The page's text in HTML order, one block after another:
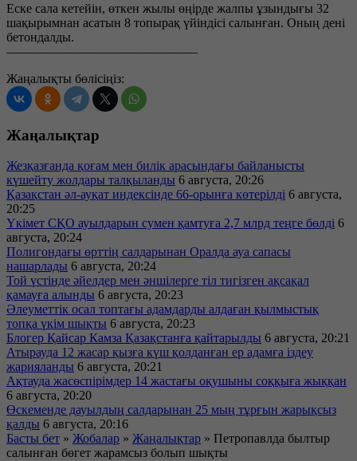
Еске сала кетейін, өткен жылы өңірде жалпы ұзындығы 32
шақырымнан асатын 8 топырақ үйіндісі салынған. Оның дені
бетондалды.
———————————————
Жаңалықты бөлісіңіз:
Жаңалықтар
Жезқазғанда қоғам мен билік арасындағы байланысты
күшейту жолдары талқыланды 6 августа, 20:26
Қазақстан әл-ауқат индексінде 66-орынға көтерілді 6 августа,
20:25
Үкімет СҚО ауылдарын сумен қамтуға 2,7 млрд теңге бөлді 6
августа, 20:24
Полигондағы өрттің салдарынан Оралда ауа сапасы
нашарлады 6 августа, 20:24
Той үстінде әйелдер мен әншілерге тіл тигізген ақсақал
қамауға алынды 6 августа, 20:23
Әлеуметтік осал топтағы адамдарды алдаған қылмыстық
топқа үкім шықты 6 августа, 20:23
Блогер Қайсар Камза Қазақстанға қайтарылды 6 августа, 20:21
Атырауда 12 жасар қызға күш қолданған ер адамға іздеу
жарияланды 6 августа, 20:21
Ақтауда жасөспірімдер 14 жастағы оқушыны соққыға жыққан
6 августа, 20:20
Өскеменде дауылдың салдарынан 25 мың тұрғын жарықсыз
қалды 6 августа, 20:16
Басты бет » Жобалар » Жаңалықтар » Петропавлда былтыр
салынған бөгет жарамсыз болып шықты